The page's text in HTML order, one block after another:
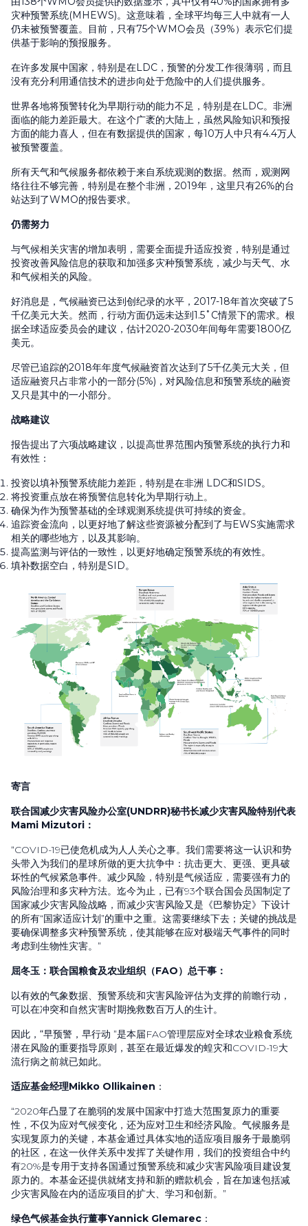
灾种预警系统(MHEWS)。这意味着，全球平均每三人中就有一人
仍未被预警覆盖。目前，只有75个WMO会员（39%）表示它们提
供基于影响的预报服务。
在许多发展中国家，特别是在LDC，预警的分发工作很薄弱，而且
没有充分利用通信技术的进步向处于危险中的人们提供服务。
世界各地将预警转化为早期行动的能力不足，特别是在LDC。非洲
面临的能力差距最大。在这个广袤的大陆上，虽然风险知识和预报
方面的能力喜人，但在有数据提供的国家，每10万人中只有4.4万人
被预警覆盖。
所有天气和气候服务都依赖于来自系统观测的数据。然而，观测网
络往往不够完善，特别是在整个非洲，2019年，这里只有26%的台
站达到了WMO的报告要求。
仍需努力
与气候相关灾害的增加表明，需要全面提升适应投资，特别是通过
投资改善风险信息的获取和加强多灾种预警系统，减少与天气、水
和气候相关的风险。
好消息是，气候融资已达到创纪录的水平，2017-18年首次突破了5
千亿美元大关。然而，行动方面仍远未达到1.5˚C情景下的需求。根
据全球适应委员会的建议，估计2020-2030年间每年需要1800亿
美元。
尽管已追踪的2018年年度气候融资首次达到了5千亿美元大关，但
适应融资只占非常小的一部分(5%)，对风险信息和预警系统的融资
又只是其中的一小部分。
战略建议
报告提出了六项战略建议，以提高世界范围内预警系统的执行力和
有效性：
投资以填补预警系统能力差距，特别是在非洲 LDC和SIDS。
将投资重点放在将预警信息转化为早期行动上。
确保为作为预警基础的全球观测系统提供可持续的资金。
追踪资金流向，以更好地了解这些资源被分配到了与EWS实施需求
相关的哪些地方，以及其影响。
提高监测与评估的一致性，以更好地确定预警系统的有效性。
填补数据空白，特别是SID。
寄言
联合国减少灾害风险办公室(UNDRR)秘书长减少灾害风险特别代表
Mami Mizutori ：
“COVID-19已使危机成为人人关心之事。我们需要将这一认识和势
头带入为我们的星球所做的更大抗争中：抗击更大、更强、更具破
坏性的气候紧急事件。减少风险，特别是气候适应，需要强有力的
风险治理和多灾种方法。迄今为止，已有93个联合国会员国制定了
国家减少灾害风险战略，而减少灾害风险又是《巴黎协定》下设计
的所有“国家适应计划”的重中之重。这需要继续下去；关键的挑战是
要确保调整多灾种预警系统，使其能够在应对极端天气事件的同时
考虑到生物性灾害。”
屈冬玉：联合国粮食及农业组织（FAO）总干事：
以有效的气象数据、预警系统和灾害风险评估为支撑的前瞻行动，
可以在冲突和自然灾害时期挽救数百万人的生计。
因此， “早预警，早行动 ”是本届FAO管理层应对全球农业粮食系统
潜在风险的重要指导原则，甚至在最近爆发的蝗灾和COVID-19大
流行病之前就已如此。
适应基金经理Mikko Ollikainen ：
“2020年凸显了在脆弱的发展中国家中打造大范围复原力的重要
性，不仅为应对气候变化，还为应对卫生和经济风险。气候服务是
实现复原力的关键，本基金通过具体实地的适应项目服务于最脆弱
的社区，在这一伙伴关系中发挥了关键作用，我们的投资组合中约
有20%是专用于支持各国通过预警系统和减少灾害风险项目建设复
原力的。本基金还提供就绪支持和新的赠款机会，旨在加速包括减
少灾害风险在内的适应项目的扩大、学习和创新。”
绿色气候基金执行董事Yannick Glemarec ：